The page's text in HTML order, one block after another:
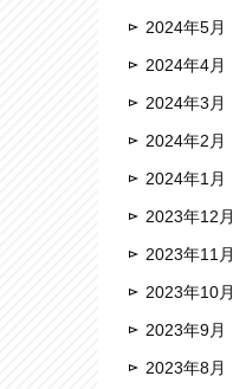
2024年5月
2024年4月
2024年3月
2024年2月
2024年1月
2023年12月
2023年11月
2023年10月
2023年9月
2023年8月